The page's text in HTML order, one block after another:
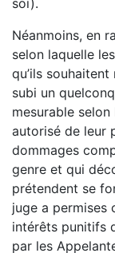
soi).
Néanmoins, en
selon laquelle
qu’ils
subi un
mesurable selon
autorisé de leur
dommages
genre et qui
prétendent se
juge a permises
intérêts punitifs
par les